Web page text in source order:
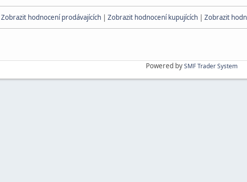
Zobrazit hodnocení prodávajících | Zobrazit hodnocení kupujících | Zobrazit
Powered bySMF Trader System